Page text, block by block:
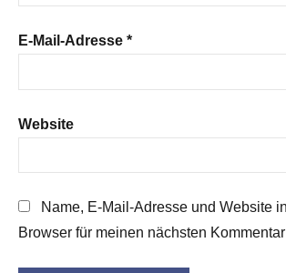
E-Mail-Adresse *
Website
Name, E-Mail-Adresse und Website
Browser für meinen nächsten